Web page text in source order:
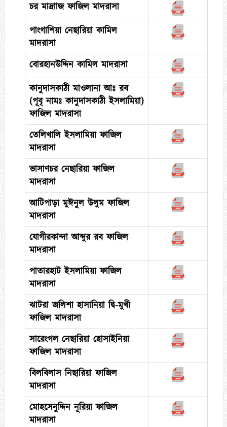
চর মাদ্রাাজ ফাজিল মাদরাসা
পাংগাশিয়া নেছারিয়া কামিল
মাদরাসা
বোরহানউদ্দিন কামিল মাদরাসা
কানুদাসকাঠী মাওলানা আঃ রব
(পূবৃ নামঃ কানুদাসকাঠী ইসলামিয়া)
ফাজিল মাদরাসা
তেলিখালি ইসলামিয়া ফাজিল
মাদরাসা
ভাসাণচর নেছারিয়া ফাজিল
মাদরাসা
আটিপাড়া মুঈনুল উলুম ফাজিল
মাদরাসা
যোগীরকান্দা আব্দুর রব ফাজিল
মাদরাসা
পাতারহাট ইসলামিয়া ফাজিল
মাদরাসা
ঝাটরা জলিশা হাসানিয়া দ্বি-মুখী
ফাজিল মাদরাসা
সারেংগল নেছারিয়া হোসাইনিয়া
ফাজিল মাদরাসা
বিলবিলাস নিছারিয়া ফাজিল
মাদরাসা
মোহসেনুদ্দিন নূরিয়া ফাজিল
মাদরাসা